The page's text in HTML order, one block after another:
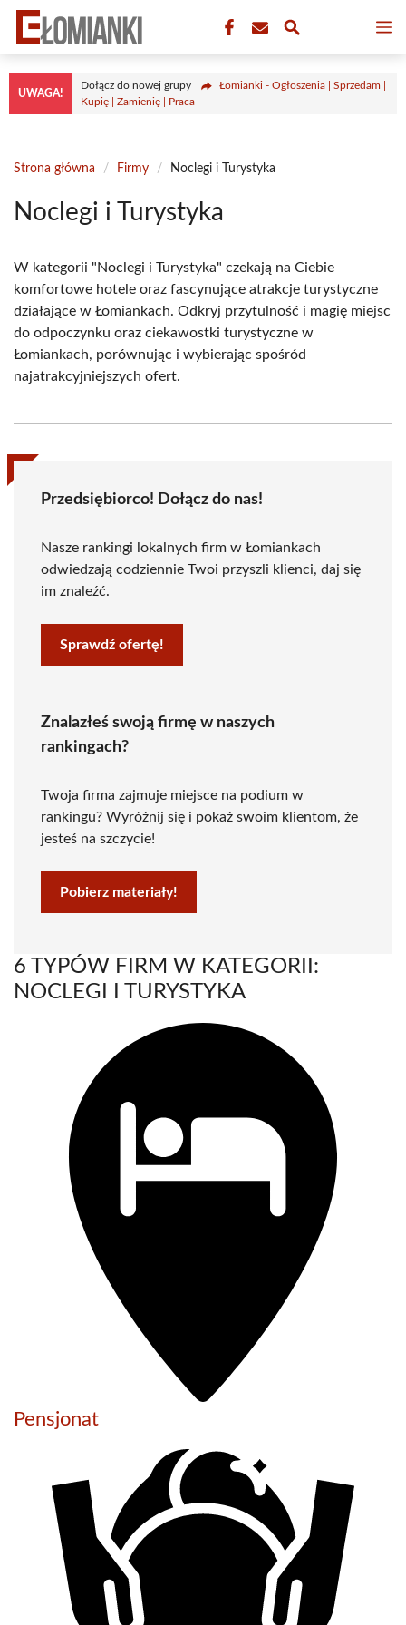
Przejdź
treści
UWAGA!
Dołącz do nowej grupy
Łomianki - Ogłoszenia | Sprzedam |
Kupię | Zamienię | Praca
Strona główna / Firmy / Noclegi i Turystyka
Noclegi i Turystyka
W kategorii "Noclegi i Turystyka" czekają na Ciebie
komfortowe hotele oraz fascynujące atrakcje turystyczne
działające w Łomiankach. Odkryj przytulność i magię miejsc
do odpoczynku oraz ciekawostki turystyczne w
Łomiankach, porównując i wybierając spośród
najatrakcyjniejszych ofert.
Przedsiębiorco! Dołącz do nas!
Nasze rankingi lokalnych firm w Łomiankach
odwiedzają codziennie Twoi przyszli klienci, daj się
im znaleźć.
Sprawdź ofertę!
Znalazłeś swoją firmę w naszych
rankingach?
Twoja firma zajmuje miejsce na podium w
rankingu? Wyróżnij się i pokaż swoim klientom, że
jesteś na szczycie!
Pobierz materiały!
6 TYPÓW FIRM W KATEGORII:
NOCLEGI I TURYSTYKA
Pensjonat